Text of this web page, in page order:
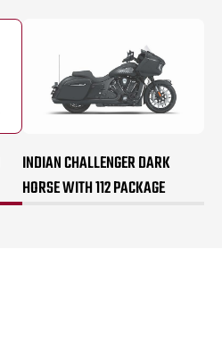
INDIAN CHALLENGER DARK
HORSE WITH 112 PACKAGE